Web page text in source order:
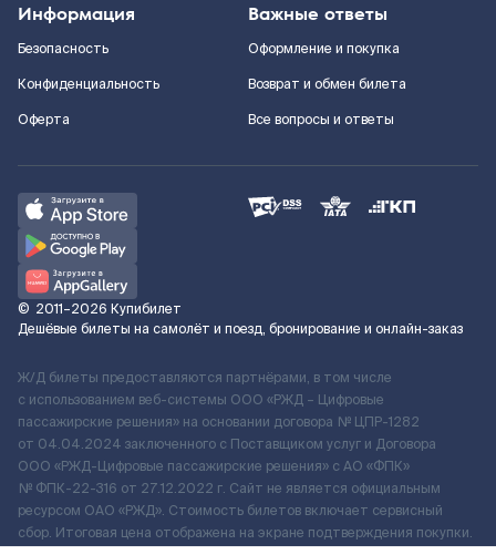
Информация
Безопасность
Конфиденциальность
Оферта
Важные ответы
Оформление и покупка
Возврат и обмен билета
Все вопросы и ответы
© 2011–2026 Купибилет
Дешёвые билеты на самолёт и поезд, бронирование и онлайн-заказ
Ж/Д билеты предоставляются партнёрами, в том числе
с использованием веб-системы ООО «РЖД – Цифровые
пассажирские решения» на основании договора № ЦПР-1282
от 04.04.2024 заключенного с Поставщиком услуг и Договора
ООО «РЖД-Цифровые пассажирские решения» c АО «ФПК»
№ ФПК-22-316 от 27.12.2022 г. Сайт не является официальным
ресурсом ОАО «РЖД». Стоимость билетов включает сервисный
сбор. Итоговая цена отображена на экране подтверждения покупки.